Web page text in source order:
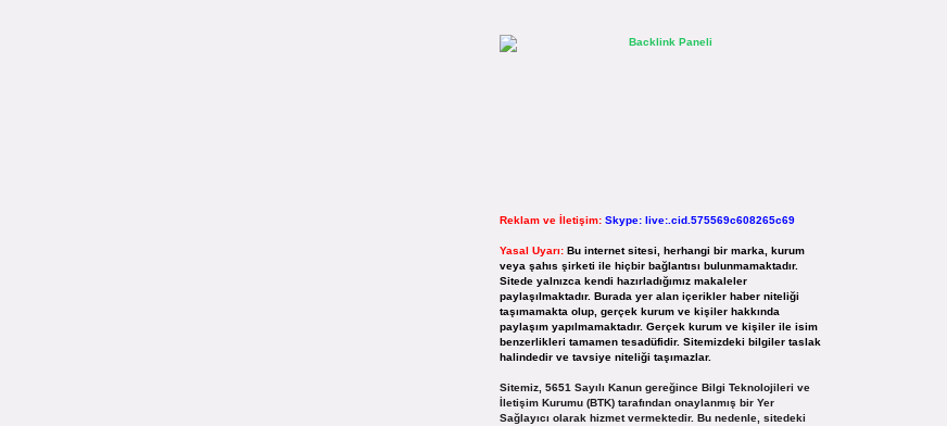
Reklam ve İletişim: Skype: live:.cid.575569c608265c69
Yasal Uyarı: Bu internet sitesi, herhangi bir marka, kurum
veya şahıs şirketi ile hiçbir bağlantısı bulunmamaktadır.
Sitede yalnızca kendi hazırladığımız makaleler
paylaşılmaktadır. Burada yer alan içerikler haber niteliği
taşımamakta olup, gerçek kurum ve kişiler hakkında
paylaşım yapılmamaktadır. Gerçek kurum ve kişiler ile isim
benzerlikleri tamamen tesadüfidir. Sitemizdeki bilgiler taslak
halindedir ve tavsiye niteliği taşımazlar.
Sitemiz, 5651 Sayılı Kanun gereğince Bilgi Teknolojileri ve
İletişim Kurumu (BTK) tarafından onaylanmış bir Yer
Sağlayıcı olarak hizmet vermektedir. Bu nedenle, sitedeki